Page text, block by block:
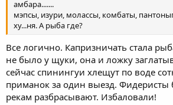
амбара.......
мэпсы, изури, молассы, комбаты,
ху...ня. А рыба где?
Все логично. Капризничать стала
не было у щуки, она и ложку
сейчас спинингуи хлещут по воде
приманок за один выезд. Фидеристы
рекам разбрасывают. Избаловали!